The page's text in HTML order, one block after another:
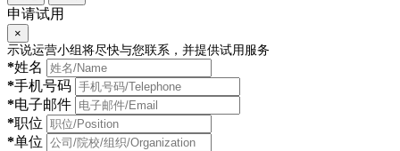
申请试用
×
示说运营小组将尽快与您联系，并提供试用服务
*姓名
*手机号码
*电子邮件
*职位
*单位